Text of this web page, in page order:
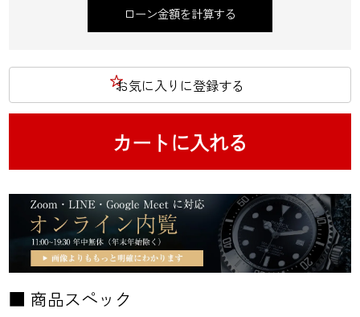
ローン金額を計算する
お気に入りに登録する
カートに入れる
■ 商品スペック